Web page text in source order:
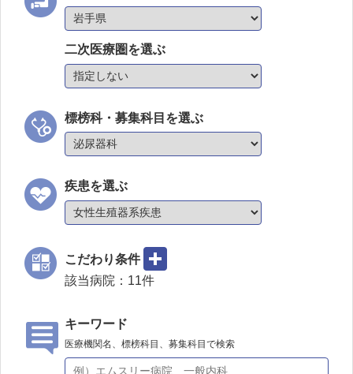
二次医療圏を選ぶ
標榜科・募集科目を選ぶ
疾患を選ぶ
こだわり条件
該当病院： 11件
キーワード
医療機関名、標榜科目、募集科目で検索